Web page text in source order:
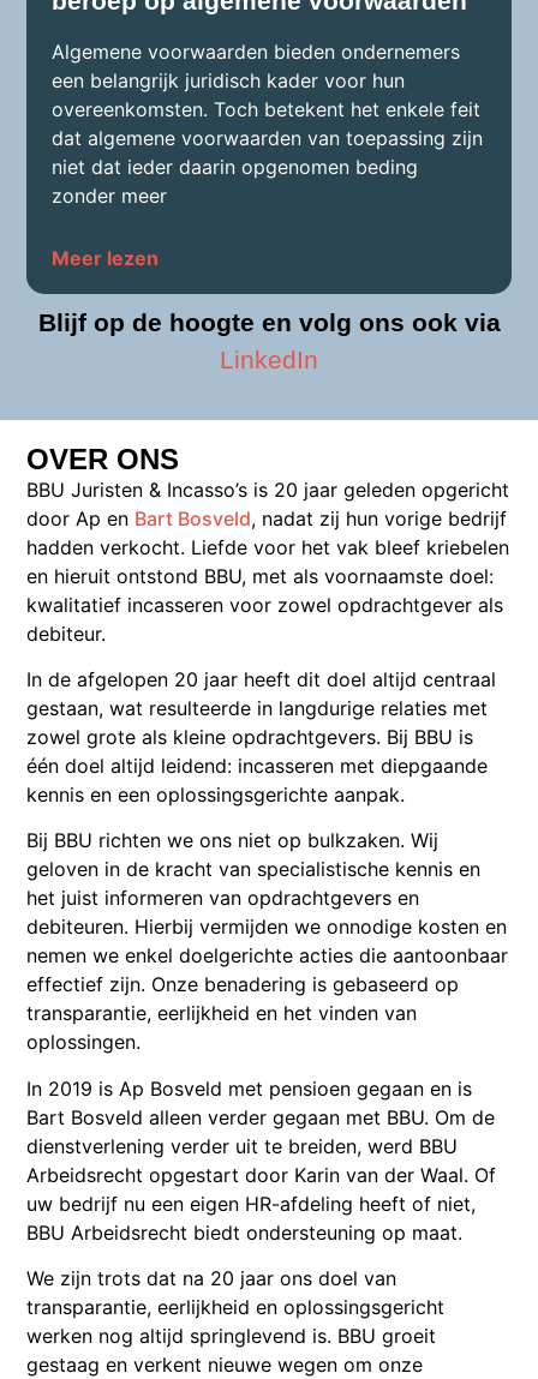
Algemene voorwaarden bieden ondernemers
een belangrijk juridisch kader voor hun
overeenkomsten. Toch betekent het enkele feit
dat algemene voorwaarden van toepassing zijn
niet dat ieder daarin opgenomen beding
zonder meer
Meer lezen
Blijf op de hoogte en volg ons ook via
LinkedIn
OVER ONS
BBU Juristen & Incasso’s is 20 jaar geleden opgericht
door Ap en Bart Bosveld, nadat zij hun vorige bedrijf
hadden verkocht. Liefde voor het vak bleef kriebelen
en hieruit ontstond BBU, met als voornaamste doel:
kwalitatief incasseren voor zowel opdrachtgever als
debiteur.
In de afgelopen 20 jaar heeft dit doel altijd centraal
gestaan, wat resulteerde in langdurige relaties met
zowel grote als kleine opdrachtgevers. Bij BBU is
één doel altijd leidend: incasseren met diepgaande
kennis en een oplossingsgerichte aanpak.
Bij BBU richten we ons niet op bulkzaken. Wij
geloven in de kracht van specialistische kennis en
het juist informeren van opdrachtgevers en
debiteuren. Hierbij vermijden we onnodige kosten en
nemen we enkel doelgerichte acties die aantoonbaar
effectief zijn. Onze benadering is gebaseerd op
transparantie, eerlijkheid en het vinden van
oplossingen.
In 2019 is Ap Bosveld met pensioen gegaan en is
Bart Bosveld alleen verder gegaan met BBU. Om de
dienstverlening verder uit te breiden, werd BBU
Arbeidsrecht opgestart door Karin van der Waal. Of
uw bedrijf nu een eigen HR-afdeling heeft of niet,
BBU Arbeidsrecht biedt ondersteuning op maat.
We zijn trots dat na 20 jaar ons doel van
transparantie, eerlijkheid en oplossingsgericht
werken nog altijd springlevend is. BBU groeit
gestaag en verkent nieuwe wegen om onze